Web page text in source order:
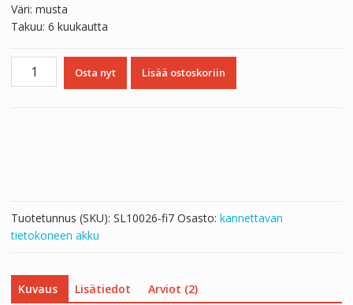
Väri: musta
Takuu: 6 kuukautta
Kannettavan
tietokoneen
Osta nyt Lisää ostoskoriin
Tuotetunnus (SKU): SL10026-fi7 Osasto: kannettavan
tietokoneen akku
Kuvaus Lisätiedot Arviot (2)